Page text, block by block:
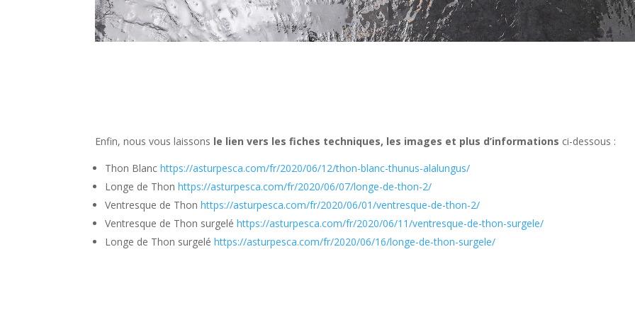
Enfin, nous vous laissons le lien vers les fiches techniques, les images et plus d’informations ci-dessous :
Thon Blanchttps://asturpesca.com/fr/2020/06/12/thon-blanc-thunus-alalungus/
Longe de Thonhttps://asturpesca.com/fr/2020/06/07/longe-de-thon-2/
Ventresque de Thonhttps://asturpesca.com/fr/2020/06/01/ventresque-de-thon-2/
Ventresque de Thon surgeléhttps://asturpesca.com/fr/2020/06/11/ventresque-de-thon-surgele/
Longe de Thon surgeléhttps://asturpesca.com/fr/2020/06/16/longe-de-thon-surgele/